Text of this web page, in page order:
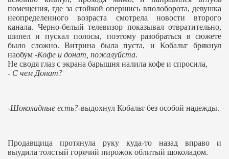
помещения, где за стойкой опершись вполоборота, девушка
неопределенного возраста смотрела новости второго
канала. Черно-белый телевизор показывал отвратительно,
шипел и пускал полосы, поэтому разобраться в сюжете
было сложно. Витрина была пуста, и Кобальт брякнул
наобум -Кофе и донат, пожалуйста.
Не сводя глаз с экрана барышня налила кофе и спросила,
- С чем Донат?
-Шоколадные есть?-выдохнул Кобальт без особой надежды.
Продавщица протянула руку куда-то назад вправо и
выудила толстый горячий пирожок облитый шоколадом.